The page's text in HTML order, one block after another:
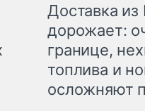
Доставка из
дорожает:
границе,
топлива и
осложняют